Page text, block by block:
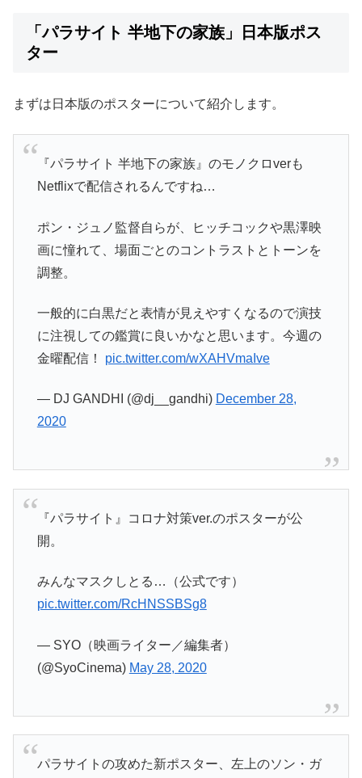
「パラサイト 半地下の家族」日本版ポス
ター
まずは日本版のポスターについて紹介します。
『パラサイト 半地下の家族』のモノクロverも
Netflixで配信されるんですね…
ポン・ジュノ監督自らが、ヒッチコックや黒澤映
画に憧れて、場面ごとのコントラストとトーンを
調整。
一般的に白黒だと表情が見えやすくなるので演技
に注視しての鑑賞に良いかなと思います。今週の
金曜配信！ pic.twitter.com/wXAHVmaIve
— DJ GANDHI (@dj__gandhi) December 28,
2020
『パラサイト』コロナ対策ver.のポスターが公
開。
みんなマスクしとる…（公式です）
pic.twitter.com/RcHNSSBSg8
— SYO（映画ライター／編集者）
(@SyoCinema) May 28, 2020
パラサイトの攻めた新ポスター、左上のソン・ガ